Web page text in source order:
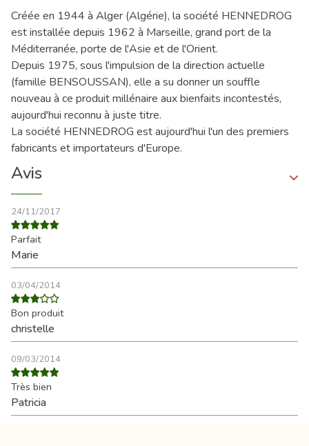
Créée en 1944 à Alger (Algérie), la société HENNEDROG
est installée depuis 1962 à Marseille, grand port de la
Méditerranée, porte de l'Asie et de l'Orient.
Depuis 1975, sous l'impulsion de la direction actuelle
(famille BENSOUSSAN), elle a su donner un souffle
nouveau à ce produit millénaire aux bienfaits incontestés,
aujourd'hui reconnu à juste titre.
La société HENNEDROG est aujourd'hui l'un des premiers
fabricants et importateurs d'Europe.
Avis
24/11/2017
Parfait
Marie
03/04/2014
Bon produit
christelle
09/03/2014
Très bien
Patricia